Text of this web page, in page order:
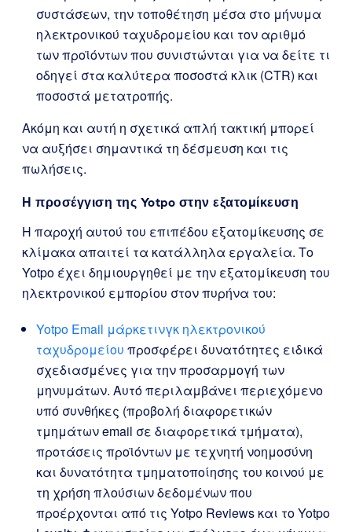
συστάσεων, την τοποθέτηση μέσα στο μήνυμα
ηλεκτρονικού ταχυδρομείου και τον αριθμό
των προϊόντων που συνιστώνται για να δείτε τι
οδηγεί στα καλύτερα ποσοστά κλικ (CTR) και
ποσοστά μετατροπής.
Ακόμη και αυτή η σχετικά απλή τακτική μπορεί
να αυξήσει σημαντικά τη δέσμευση και τις
πωλήσεις.
Η προσέγγιση της Yotpo στην εξατομίκευση
Η παροχή αυτού του επιπέδου εξατομίκευσης σε
κλίμακα απαιτεί τα κατάλληλα εργαλεία. Το
Yotpo έχει δημιουργηθεί με την εξατομίκευση του
ηλεκτρονικού εμπορίου στον πυρήνα του:
Yotpo Email μάρκετινγκ ηλεκτρονικού
ταχυδρομείου προσφέρει δυνατότητες ειδικά
σχεδιασμένες για την προσαρμογή των
μηνυμάτων. Αυτό περιλαμβάνει περιεχόμενο
υπό συνθήκες (προβολή διαφορετικών
τμημάτων email σε διαφορετικά τμήματα),
προτάσεις προϊόντων με τεχνητή νοημοσύνη
και δυνατότητα τμηματοποίησης του κοινού με
τη χρήση πλούσιων δεδομένων που
προέρχονται από τις Yotpo Reviews και το Yotpo